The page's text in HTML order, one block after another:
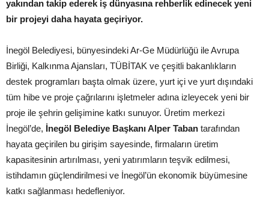
yakından takip ederek iş dünyasına rehberlik edinecek yeni
bir projeyi daha hayata geçiriyor.
İnegöl Belediyesi, bünyesindeki Ar-Ge Müdürlüğü ile Avrupa
Birliği, Kalkınma Ajansları, TÜBİTAK ve çeşitli bakanlıkların
destek programları başta olmak üzere, yurt içi ve yurt dışındaki
tüm hibe ve proje çağrılarını işletmeler adına izleyecek yeni bir
proje ile şehrin gelişimine katkı sunuyor. Üretim merkezi
İnegöl’de, İnegöl Belediye Başkanı Alper Taban tarafından
hayata geçirilen bu girişim sayesinde, firmaların üretim
kapasitesinin artırılması, yeni yatırımların teşvik edilmesi,
istihdamın güçlendirilmesi ve İnegöl’ün ekonomik büyümesine
katkı sağlanması hedefleniyor.